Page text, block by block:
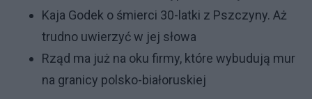
Kaja Godek o śmierci 30-latki z Pszczyny. Aż
trudno uwierzyć w jej słowa
Rząd ma już na oku firmy, które wybudują mur
na granicy polsko-białoruskiej